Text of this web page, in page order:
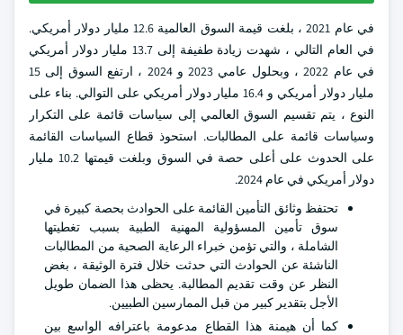
في عام 2021 ، بلغت قيمة السوق العالمية 12.6 مليار دولار أمريكي.
في العام التالي ، شهدت زيادة طفيفة إلى 13.7 مليار دولار أمريكي
في عام 2022 ، وبحلول عامي 2023 و 2024 ، ارتفع السوق إلى 15
مليار دولار أمريكي و 16.4 مليار دولار أمريكي على التوالي. بناء على
النوع ، يتم تقسيم السوق العالمي إلى سياسات قائمة على التكرار
وسياسات قائمة على المطالبات. استحوذ قطاع السياسات القائمة
على الحدوث على أعلى حصة في السوق وبلغت قيمتها 10.2 مليار
دولار أمريكي في عام 2024.
تحتفظ وثائق التأمين القائمة على الحوادث بحصة كبيرة في
سوق تأمين المسؤولية المهنية الطبية بسبب تغطيتها
الشاملة ، والتي تؤمن خبراء الرعاية الصحية من المطالبات
الناشئة عن الحوادث التي حدثت خلال فترة الوثيقة ، بغض
النظر عن وقت تقديم المطالبة. يحظى هذا الضمان طويل
الأجل بتقدير كبير من قبل الممارسين الطبيين.
كما أن هيمنة هذا القطاع مدعومة باعترافه الواسع بين